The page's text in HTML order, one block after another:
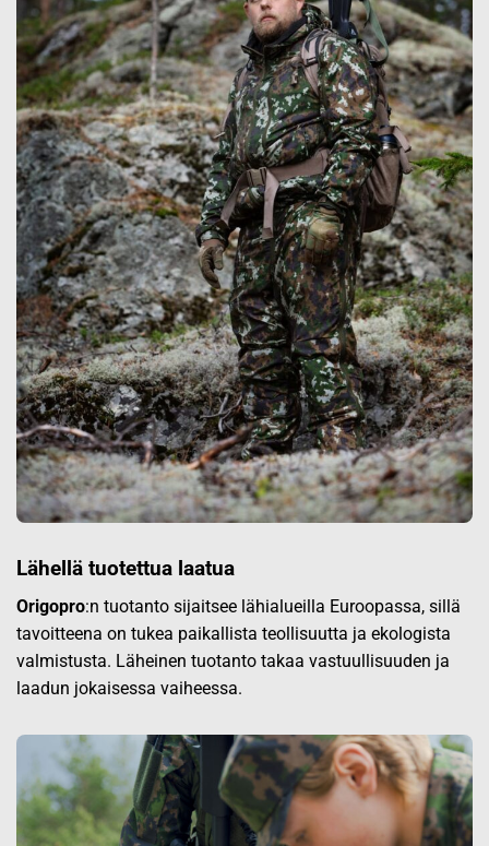
Lähellä tuotettua laatua
Origopro:n tuotanto sijaitsee lähialueilla Euroopassa, sillä
tavoitteena on tukea paikallista teollisuutta ja ekologista
valmistusta. Läheinen tuotanto takaa vastuullisuuden ja
laadun jokaisessa vaiheessa.